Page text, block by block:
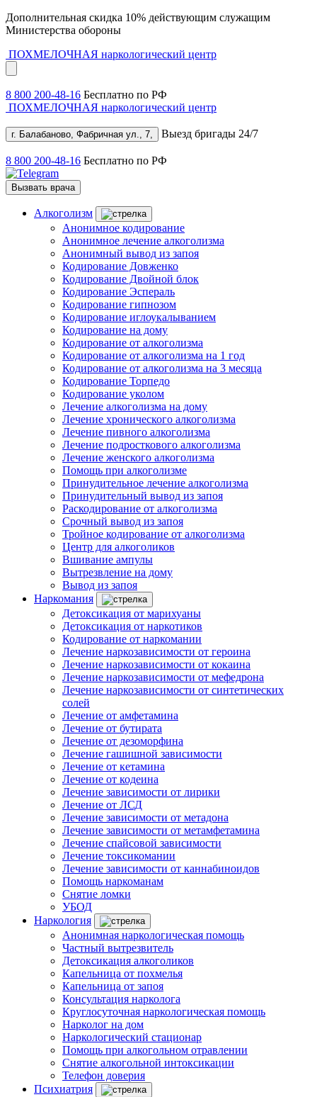
Дополнительная скидка 10% действующим служащим
Министерства обороны
ПОХМЕЛОЧНАЯ наркологический центр
8 800 200-48-16 Бесплатно по РФ
ПОХМЕЛОЧНАЯ наркологический центр
г. Балабаново, Фабричная ул., 7, Выезд бригады 24/7
8 800 200-48-16 Бесплатно по РФ
Вызвать врача
Алкоголизм
Анонимное кодирование
Анонимное лечение алкоголизма
Анонимный вывод из запоя
Кодирование Довженко
Кодирование Двойной блок
Кодирование Эспераль
Кодирование гипнозом
Кодирование иглоукалыванием
Кодирование на дому
Кодирование от алкоголизма
Кодирование от алкоголизма на 1 год
Кодирование от алкоголизма на 3 месяца
Кодирование Торпедо
Кодирование уколом
Лечение алкоголизма на дому
Лечение хронического алкоголизма
Лечение пивного алкоголизма
Лечение подросткового алкоголизма
Лечение женского алкоголизма
Помощь при алкоголизме
Принудительное лечение алкоголизма
Принудительный вывод из запоя
Раскодирование от алкоголизма
Срочный вывод из запоя
Тройное кодирование от алкоголизма
Центр для алкоголиков
Вшивание ампулы
Вытрезвление на дому
Вывод из запоя
Наркомания
Детоксикация от марихуаны
Детоксикация от наркотиков
Кодирование от наркомании
Лечение наркозависимости от героина
Лечение наркозависимости от кокаина
Лечение наркозависимости от мефедрона
Лечение наркозависимости от синтетических
солей
Лечение от амфетамина
Лечение от бутирата
Лечение от дезоморфина
Лечение гашишной зависимости
Лечение от кетамина
Лечение от кодеина
Лечение зависимости от лирики
Лечение от ЛСД
Лечение зависимости от метадона
Лечение зависимости от метамфетамина
Лечение спайсовой зависимости
Лечение токсикомании
Лечение зависимости от каннабиноидов
Помощь наркоманам
Снятие ломки
УБОД
Наркология
Анонимная наркологическая помощь
Частный вытрезвитель
Детоксикация алкоголиков
Капельница от похмелья
Капельница от запоя
Консультация нарколога
Круглосуточная наркологическая помощь
Нарколог на дом
Наркологический стационар
Помощь при алкогольном отравлении
Снятие алкогольной интоксикации
Телефон доверия
Психиатрия